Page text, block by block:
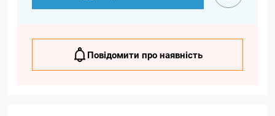
Повідомити про наявність